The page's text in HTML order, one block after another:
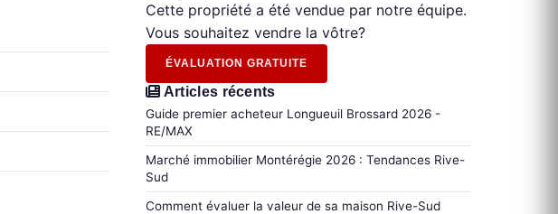
Cette propriété a été vendue par notre équipe.
Vous souhaitez vendre la vôtre?
ÉVALUATION GRATUITE
Articles récents
Guide premier acheteur Longueuil Brossard 2026 -
RE/MAX
Marché immobilier Montérégie 2026 : Tendances Rive-
Sud
Comment évaluer la valeur de sa maison Rive-Sud